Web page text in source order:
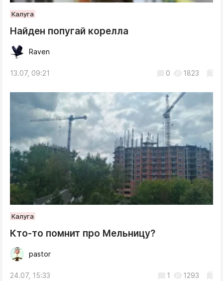
Калуга
Найден попугай корелла
Raven
13.07, 09:21 0 1823
Калуга
Кто-то помнит про Мельницу?
pastor
24.07, 15:33 1 1293